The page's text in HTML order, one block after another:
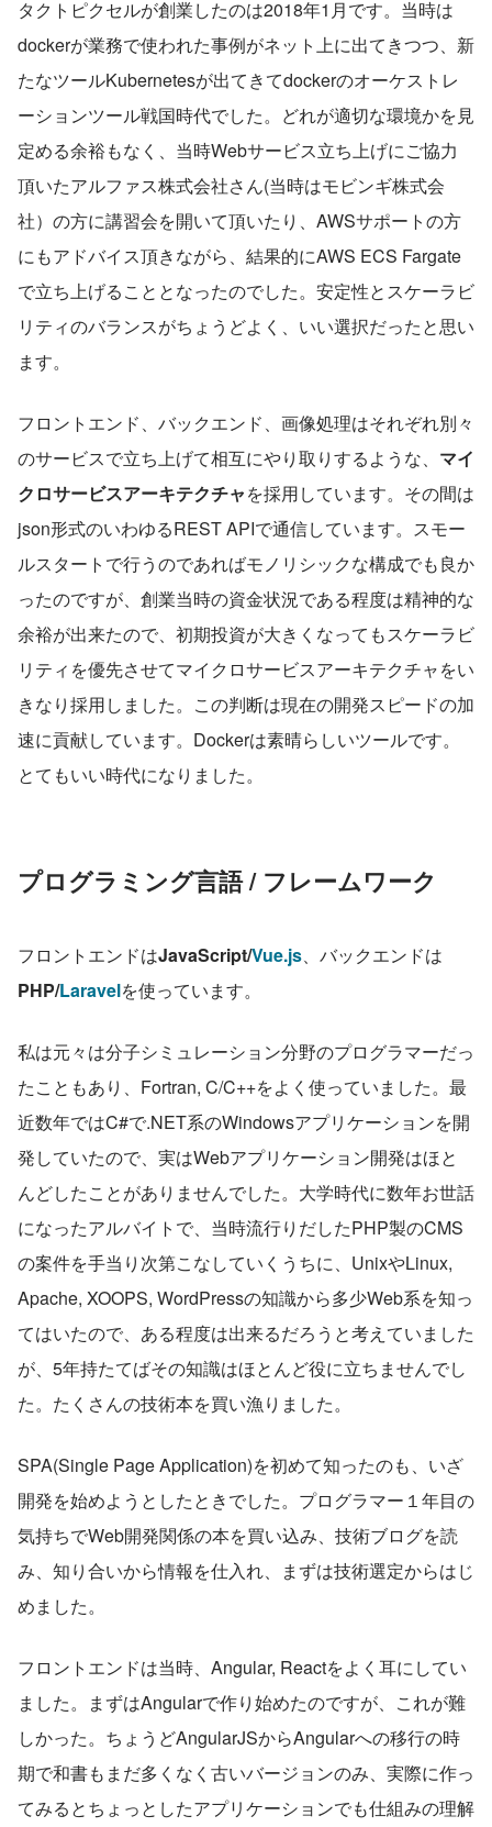
タクトピクセルが創業したのは2018年1月です。当時は
dockerが業務で使われた事例がネット上に出てきつつ、新
たなツールKubernetesが出てきてdockerのオーケストレ
ーションツール戦国時代でした。どれが適切な環境かを見
定める余裕もなく、当時Webサービス立ち上げにご協力
頂いたアルファス株式会社さん(当時はモビンギ株式会
社）の方に講習会を開いて頂いたり、AWSサポートの方
にもアドバイス頂きながら、結果的にAWS ECS Fargate
で立ち上げることとなったのでした。安定性とスケーラビ
リティのバランスがちょうどよく、いい選択だったと思い
ます。
フロントエンド、バックエンド、画像処理はそれぞれ別々
のサービスで立ち上げて相互にやり取りするような、 マイ
クロサービスアーキテクチャを採用しています。その間は
json形式のいわゆるREST APIで通信しています。スモー
ルスタートで行うのであればモノリシックな構成でも良か
ったのですが、創業当時の資金状況である程度は精神的な
余裕が出来たので、初期投資が大きくなってもスケーラビ
リティを優先させてマイクロサービスアーキテクチャをい
きなり採用しました。この判断は現在の開発スピードの加
速に貢献しています。Dockerは素晴らしいツールです。
とてもいい時代になりました。
プログラミング言語 / フレームワーク
フロントエンドはJavaScript/Vue.js、バックエンドは
PHP/Laravelを使っています。
私は元々は分子シミュレーション分野のプログラマーだっ
たこともあり、Fortran, C/C++をよく使っていました。最
近数年ではC#で.NET系のWindowsアプリケーションを開
発していたので、実はWebアプリケーション開発はほと
んどしたことがありませんでした。大学時代に数年お世話
になったアルバイトで、当時流行りだしたPHP製のCMS
の案件を手当り次第こなしていくうちに、UnixやLinux,
Apache, XOOPS, WordPressの知識から多少Web系を知っ
てはいたので、ある程度は出来るだろうと考えていました
が、5年持たてばその知識はほとんど役に立ちませんでし
た。たくさんの技術本を買い漁りました。
SPA(Single Page Application)を初めて知ったのも、いざ
開発を始めようとしたときでした。プログラマー１年目の
気持ちでWeb開発関係の本を買い込み、技術ブログを読
み、知り合いから情報を仕入れ、まずは技術選定からはじ
めました。
フロントエンドは当時、Angular, Reactをよく耳にしてい
ました。まずはAngularで作り始めたのですが、これが難
しかった。ちょうどAngularJSからAngularへの移行の時
期で和書もまだ多くなく古いバージョンのみ、実際に作っ
てみるとちょっとしたアプリケーションでも仕組みの理解